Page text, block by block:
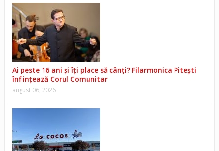
Ai peste 16 ani și îți place să cânți? Filarmonica Pitești
înființează Corul Comunitar
august 06, 2026